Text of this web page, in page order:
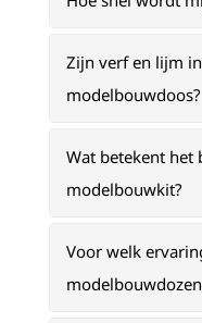
Zijn verf en lijm
modelbouwdoos?
Wat betekent het
modelbouwkit?
Voor welk